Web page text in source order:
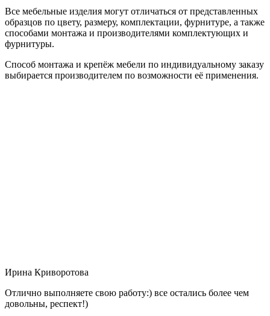
Все мебельные изделия могут отличаться от представленных
образцов по цвету, размеру, комплектации, фурнитуре, а также
способами монтажа и производителями комплектующих и
фурнитуры.
Способ монтажа и крепёж мебели по индивидуальному заказу
выбирается производителем по возможности её применения.
Ирина Криворотова
Отлично выполняете свою работу:) все остались более чем
довольны, респект!)